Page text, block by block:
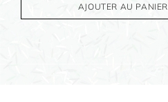
AJOUTER AU PANIER